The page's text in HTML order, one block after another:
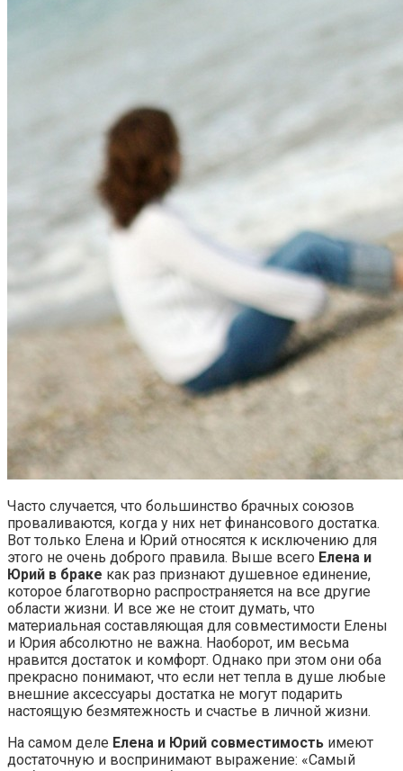
Часто случается, что большинство брачных союзов
проваливаются, когда у них нет финансового достатка.
Вот только Елена и Юрий относятся к исключению для
этого не очень доброго правила. Выше всего Елена и
Юрий в браке как раз признают душевное единение,
которое благотворно распространяется на все другие
области жизни. И все же не стоит думать, что
материальная составляющая для совместимости Елены
и Юрия абсолютно не важна. Наоборот, им весьма
нравится достаток и комфорт. Однако при этом они оба
прекрасно понимают, что если нет тепла в душе любые
внешние аксессуары достатка не могут подарить
настоящую безмятежность и счастье в личной жизни.
На самом деле Елена и Юрий совместимость имеют
достаточную и воспринимают выражение: «Самый